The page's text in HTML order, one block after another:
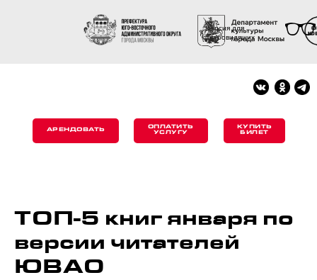
Версия для
слабовидящих
КУПИТЬ
БИЛЕТ
АРЕНДОВАТЬ
ОПЛАТИТЬ
УСЛУГУ
ТОП-5 книг января по
версии читателей
ЮВАО